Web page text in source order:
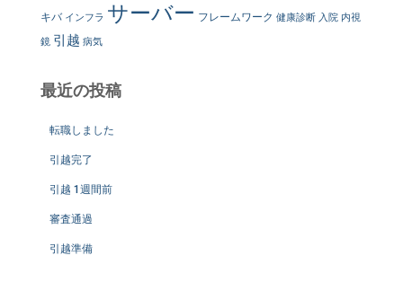
キバ インフラ サーバー フレームワーク 健康診断 入院 内視
鏡 引越 病気
最近の投稿
転職しました
引越完了
引越 1週間前
審査通過
引越準備